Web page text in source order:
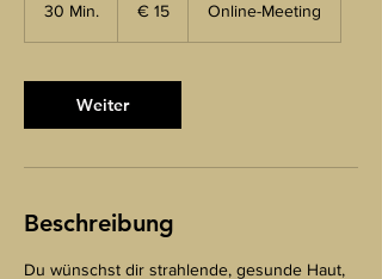
30 Min.
i
n
€ 15 Online-Meeting
Weiter
Beschreibung
Du wünschst dir strahlende, gesunde Haut,